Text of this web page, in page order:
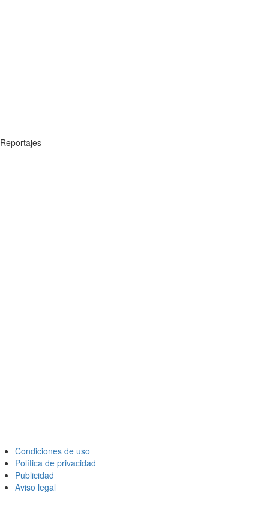
Reportajes
Condiciones de uso
Política de privacidad
Publicidad
Aviso legal